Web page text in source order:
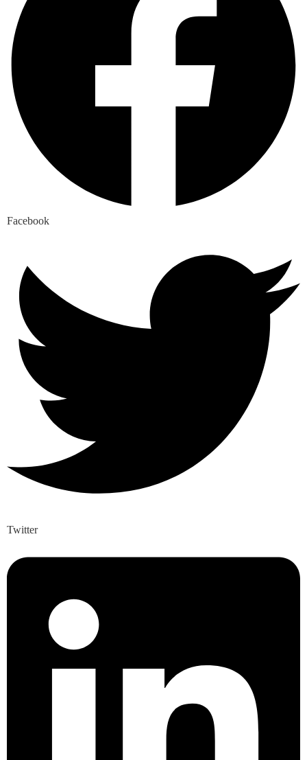
Facebook
Twitter